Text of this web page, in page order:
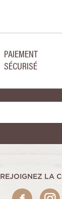
PAIEMENT
SÉCURISÉ
REJOIGNEZ LA